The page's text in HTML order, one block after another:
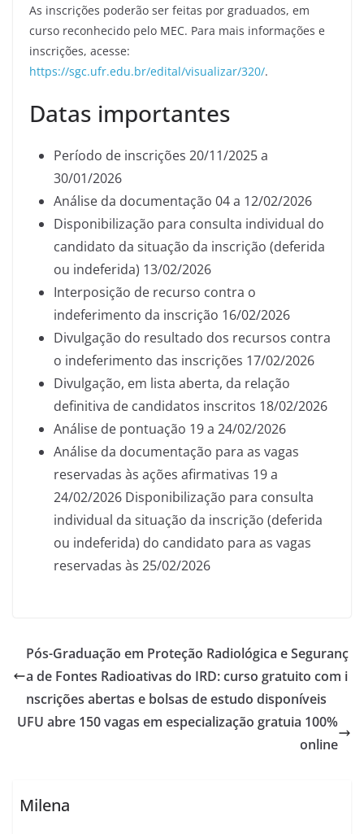
As inscrições poderão ser feitas por graduados, em
curso reconhecido pelo MEC. Para mais informações e
inscrições, acesse:
https://sgc.ufr.edu.br/edital/visualizar/320/.
Datas importantes
Período de inscrições 20/11/2025 a
30/01/2026
Análise da documentação 04 a 12/02/2026
Disponibilização para consulta individual do
candidato da situação da inscrição (deferida
ou indeferida) 13/02/2026
Interposição de recurso contra o
indeferimento da inscrição 16/02/2026
Divulgação do resultado dos recursos contra
o indeferimento das inscrições 17/02/2026
Divulgação, em lista aberta, da relação
definitiva de candidatos inscritos 18/02/2026
Análise de pontuação 19 a 24/02/2026
Análise da documentação para as vagas
reservadas às ações afirmativas 19 a
24/02/2026 Disponibilização para consulta
individual da situação da inscrição (deferida
ou indeferida) do candidato para as vagas
reservadas às 25/02/2026
Pós-Graduação em Proteção Radiológica e Seguranç
a de Fontes Radioativas do IRD: curso gratuito com i
nscrições abertas e bolsas de estudo disponíveis
UFU abre 150 vagas em especialização gratuia 100%
online
Milena